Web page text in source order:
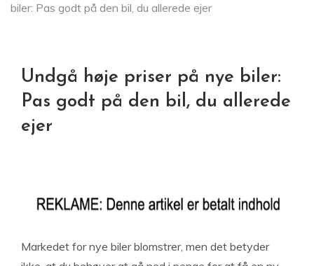
biler: Pas godt på den bil, du allerede ejer
Undgå høje priser på nye biler:
Pas godt på den bil, du allerede
ejer
Markedet for nye biler blomstrer, men det betyder